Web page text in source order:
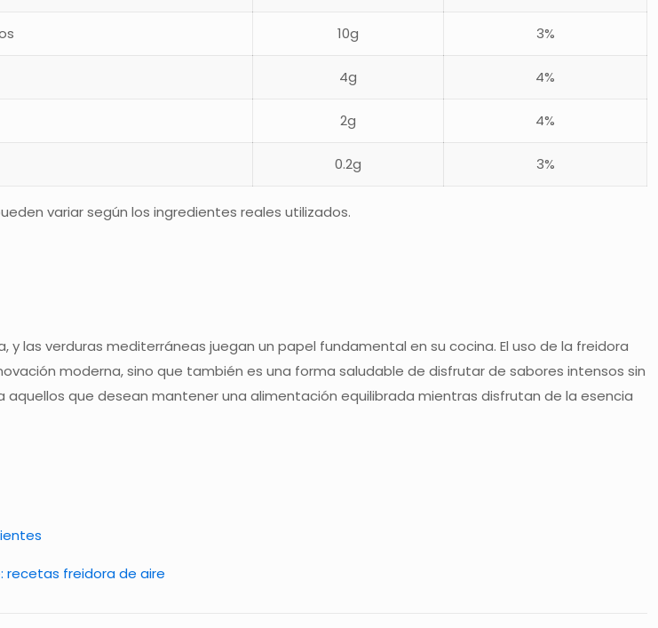
10g 3%
4g 4%
2g 4%
0.2g 3%
variar según los ingredientes reales utilizados.
y las verduras mediterráneas juegan un papel fundamental en su cocina. El uso de la freidora
moderna, sino que también es una forma saludable de disfrutar de sabores intensos sin
que desean mantener una alimentación equilibrada mientras disfrutan de la esencia
recetas freidora de aire